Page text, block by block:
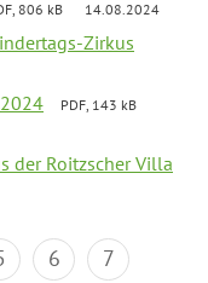
806 kB 14.08.2024
Zirkus
PDF, 143 kB
der Roitzscher Villa
6
7